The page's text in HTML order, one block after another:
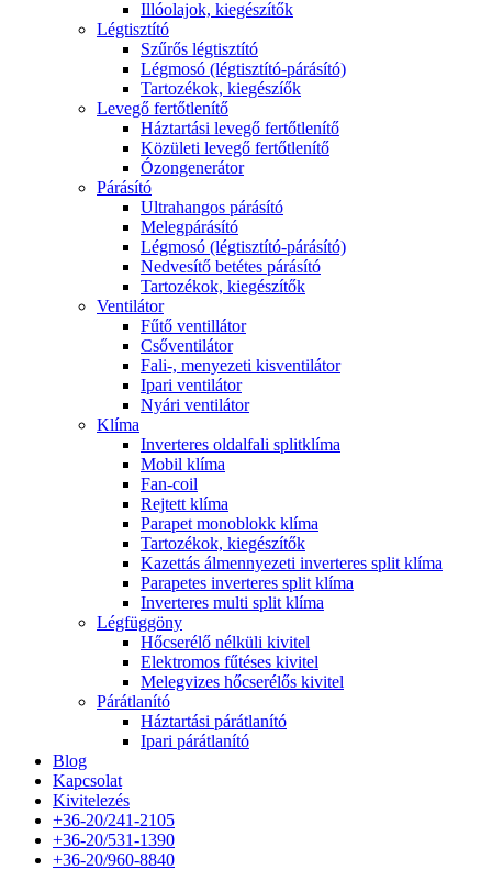
Illóolajok, kiegészítők
Légtisztító
Szűrős légtisztító
Légmosó (légtisztító-párásító)
Tartozékok, kiegészíők
Levegő fertőtlenítő
Háztartási levegő fertőtlenítő
Közületi levegő fertőtlenítő
Ózongenerátor
Párásító
Ultrahangos párásító
Melegpárásító
Légmosó (légtisztító-párásító)
Nedvesítő betétes párásító
Tartozékok, kiegészítők
Ventilátor
Fűtő ventillátor
Csőventilátor
Fali-, menyezeti kisventilátor
Ipari ventilátor
Nyári ventilátor
Klíma
Inverteres oldalfali splitklíma
Mobil klíma
Fan-coil
Rejtett klíma
Parapet monoblokk klíma
Tartozékok, kiegészítők
Kazettás álmennyezeti inverteres split klíma
Parapetes inverteres split klíma
Inverteres multi split klíma
Légfüggöny
Hőcserélő nélküli kivitel
Elektromos fűtéses kivitel
Melegvizes hőcserélős kivitel
Párátlanító
Háztartási párátlanító
Ipari párátlanító
Blog
Kapcsolat
Kivitelezés
+36-20/241-2105
+36-20/531-1390
+36-20/960-8840